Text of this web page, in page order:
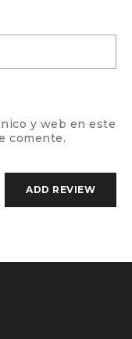
y web en este
comente.